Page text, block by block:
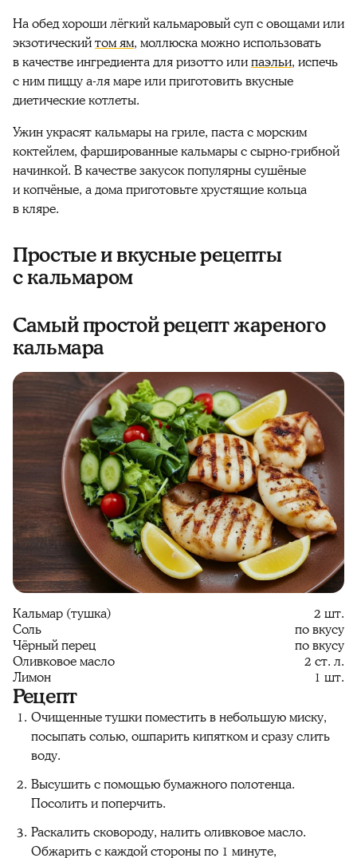
На обед хороши лёгкий кальмаровый суп с овощами или
экзотическийтом ям, моллюска можно использовать
в качестве ингредиента для ризотто илипаэльи, испечь
с ним пиццу а-ля маре или приготовитьвкусные
диетические котлеты.
Ужин украсят кальмары на гриле, паста с морским
коктейлем, фаршированныекальмарыс сырно-грибной
начинкой. В качестве закусок популярны сушёные
и копчёные, а домаприготовьтехрустящие кольца
в кляре.
Простые и вкусные рецепты
с кальмаром
Самый простой рецепт жареного
кальмара
Кальмар (тушка)
2 шт.
Соль
по вкусу
Чёрный перец
по вкусу
Оливковое масло
2 ст. л.
Лимон
1 шт.
Рецепт
Очищенные тушки поместить в небольшую миску,
посыпать солью, ошпарить кипятком и сразу слить
воду.
Высушить с помощью бумажного полотенца.
Посолить и поперчить.
Раскалить сковороду, налить оливковое масло.
Обжарить с каждой стороны по 1 минуте,